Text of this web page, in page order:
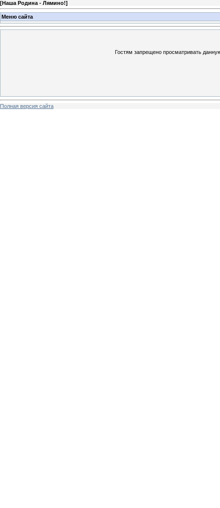
[Наша Родина - Лямино!]
Меню сайта
Гостям запрещено просматривать
Полная версия сайта